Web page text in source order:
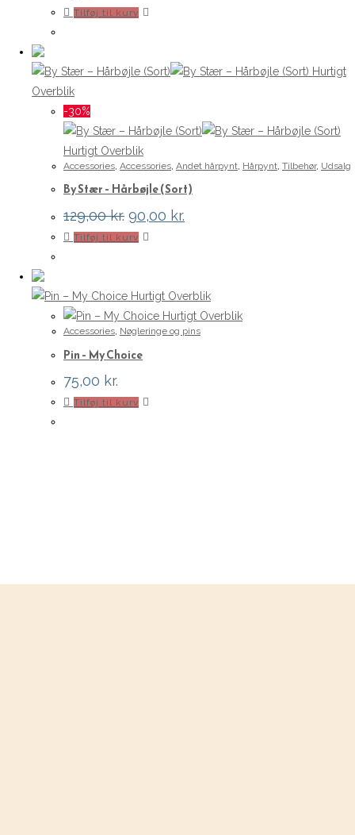
Tilføj til kurv
Hurtigt
Overblik
-30%
Hurtigt Overblik
Accessories, Accessories, Andet hårpynt, Hårpynt, Tilbehør, Udsalg
By Stær – Hårbøjle (Sort)
129,00kr. Den
oprindelige
pris
90,00 kr.
aktuelle
Tilføj til kurv
Hurtigt Overblik
Hurtigt Overblik
Accessories, Nøgleringe og pins
Pin – My Choice
75,00 kr.
Tilføj til kurv